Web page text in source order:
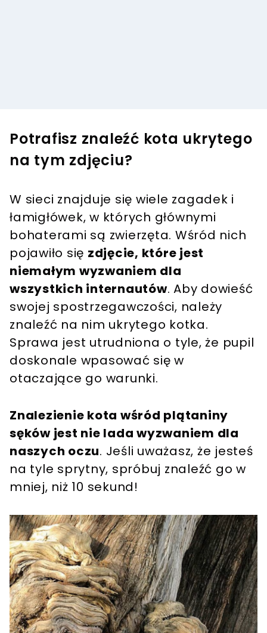
Potrafisz znaleźć kota ukrytego
na tym zdjęciu?
W sieci znajduje się wiele zagadek i
łamigłówek, w których głównymi
bohaterami są zwierzęta. Wśród nich
pojawiło się zdjęcie, które jest
niemałym wyzwaniem dla
wszystkich internautów. Aby dowieść
swojej spostrzegawczości, należy
znaleźć na nim ukrytego kotka.
Sprawa jest utrudniona o tyle, że pupil
doskonale wpasować się w
otaczające go warunki.
Znalezienie kota wśród plątaniny
sęków jest nie lada wyzwaniem dla
naszych oczu. Jeśli uważasz, że jesteś
na tyle sprytny, spróbuj znaleźć go w
mniej, niż 10 sekund!